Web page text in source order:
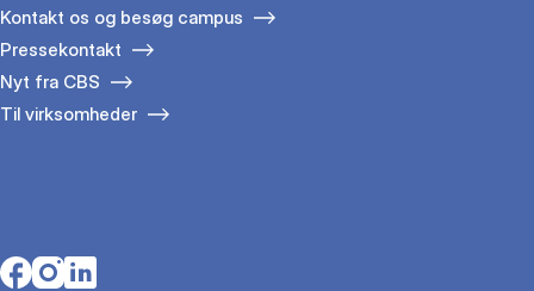
Kontakt os og besøg campus
Pressekontakt
Nyt fra CBS
Til virksomheder
Opens in a new tab
Opens in a new tab
Opens in a new tab